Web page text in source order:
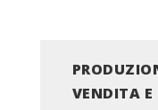
VENDITA